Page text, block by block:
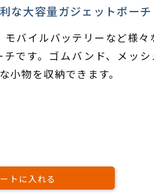
な大容量ガジェットポーチ
モバイルバッテリーなど様々
です。ゴムバンド、メッ
小物を収納できます。
トに入れる